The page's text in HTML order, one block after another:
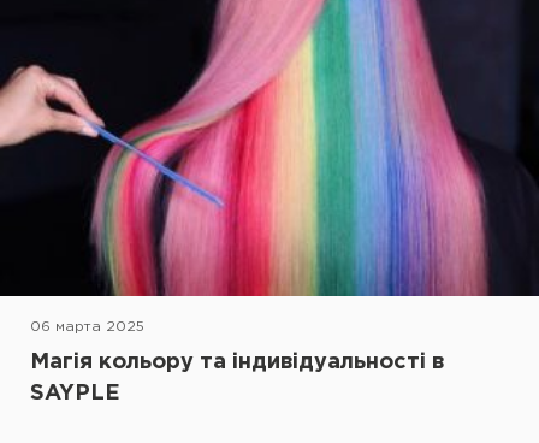
06 марта 2025
Магія кольору та індивідуальності в
SAYPLE